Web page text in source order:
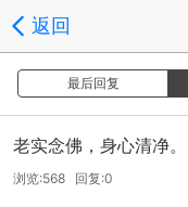
返回
最后回复
老实念佛，身心清净。
浏览:568 回复:0